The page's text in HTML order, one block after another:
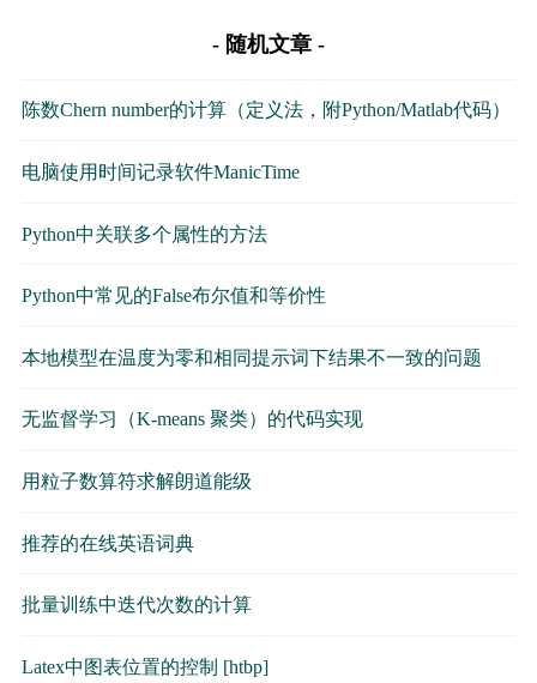
随机文章
陈数Chern number的计算（定义法，附Python/Matlab代码）
电脑使用时间记录软件ManicTime
Python中关联多个属性的方法
Python中常见的False布尔值和等价性
本地模型在温度为零和相同提示词下结果不一致的问题
无监督学习（K-means 聚类）的代码实现
用粒子数算符求解朗道能级
推荐的在线英语词典
批量训练中迭代次数的计算
Latex中图表位置的控制 [htbp]